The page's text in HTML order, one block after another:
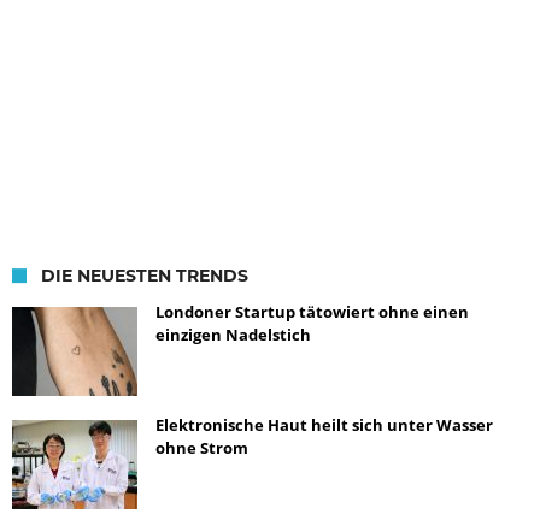
DIE NEUESTEN TRENDS
Londoner Startup tätowiert ohne einen
einzigen Nadelstich
Elektronische Haut heilt sich unter Wasser
ohne Strom